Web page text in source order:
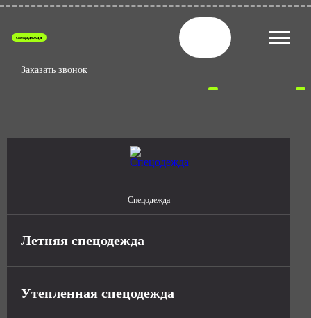
спецодежда
Заказать звонок
Спецодежда
Летняя спецодежда
Утепленная спецодежда